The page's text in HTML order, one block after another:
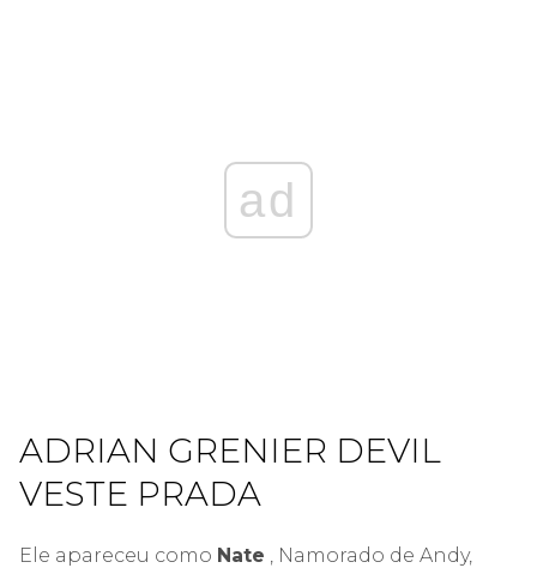
ad
ADRIAN GRENIER DEVIL
VESTE PRADA
Ele apareceu como Nate , Namorado de Andy,